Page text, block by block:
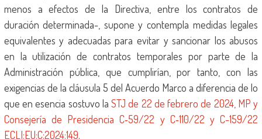
menos a efectos de la Directiva, entre los contratos de
duración determinada-, supone y contempla medidas legales
equivalentes y adecuadas para evitar y sancionar los abusos
en la utilización de contratos temporales por parte de la
Administración pública, que cumplirían, por tanto, con las
exigencias de la cláusula 5 del Acuerdo Marco a diferencia de lo
que en esencia sostuvo laSTJ de 22 de febrero de 2024, MP y
Consejería de Presidencia C‑59/22 y C‑110/22 y C-159/22
ECLI:EU:C:2024:149.